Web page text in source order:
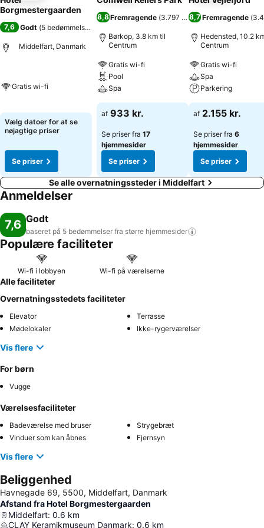
Borgmestergaarden
7,6 Godt (5 bedømmelser
Middelfart, Danmark
Gratis wi-fi
Vælg datoer for at se
nøjagtige priser
Se priser
8,8Fremragende (3.797 bedømmelser)
Børkop, 3.8 km til
Centrum
Gratis wi-fi
Pool
Spa
af 933 kr.
Se priser fra 17
hjemmesider
Se priser
8,7Fremragende (
Hedensted, 10.2
Centrum
Gratis wi-fi
Spa
Parkering
af 2.155 kr.
Se priser fra 6
hjemmesider
Se priser
Se alle overnatningssteder i Middelfart
Anmeldelser
7,6 Godt
baseret på 5 bedømmelser fra større hjemmesider
Populære faciliteter
Wi-fi i lobbyen Wi-fi på værelserne
Alle faciliteter
Overnatningsstedets faciliteter
Elevator
Terrasse
Mødelokaler
Ikke-rygerværelser
Vis flere
For børn
Vugge
Værelsesfaciliteter
Badeværelse med bruser
Strygebræt
Vinduer som kan åbnes
Fjernsyn
Vis flere
Beliggenhed
Havnegade 69, 5500, Middelfart, Danmark
Afstand fra Hotel Borgmestergaarden
Middelfart: 0.6 km
CLAY Keramikmuseum Danmark: 0.6 km